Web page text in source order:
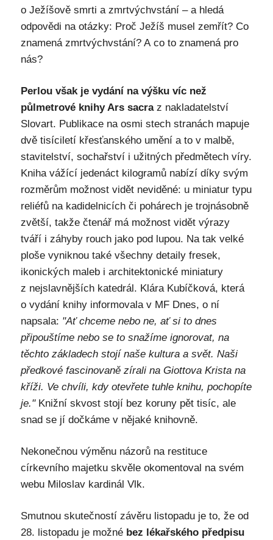
o Ježíšově smrti a zmrtvýchvstání – a hledá
odpovědi na otázky: Proč Ježíš musel zemřít? Co
znamená zmrtvýchvstání? A co to znamená pro
nás?
Perlou však je vydání na výšku víc než
půlmetrové knihy Ars sacraz nakladatelství
Slovart. Publikace na osmi stech stranách mapuje
dvě tisíciletí křesťanského umění a to v malbě,
stavitelství, sochařství i užitných předmětech víry.
Kniha vážící jedenáct kilogramů nabízí díky svým
rozměrům možnost vidět neviděné: u miniatur typu
reliéfů na kadidelnicích či pohárech je trojnásobně
zvětší, takže čtenář má možnost vidět výrazy
tváří i záhyby rouch jako pod lupou. Na tak velké
ploše vyniknou také všechny detaily fresek,
ikonických maleb i architektonické miniatury
z nejslavnějších katedrál. Klára Kubíčková, která
o vydání knihy informovala v MF Dnes, o ní
napsala: "Ať chceme nebo ne, ať si to dnes
připouštíme nebo se to snažíme ignorovat, na
těchto základech stojí naše kultura a svět. Naši
předkové fascinovaně zírali na Giottova Krista na
kříži. Ve chvíli, kdy otevřete tuhle knihu, pochopíte
je."Knižní skvost stojí bez koruny pět tisíc, ale
snad se jí dočkáme v nějaké knihovně.
Nekonečnou výměnu názorů na restituce
církevního majetku skvěle okomentoval na svém
webu Miloslav kardinál Vlk.
Smutnou skutečností závěru listopadu je to, že od
28. listopadu je možné bez lékařského předpisu